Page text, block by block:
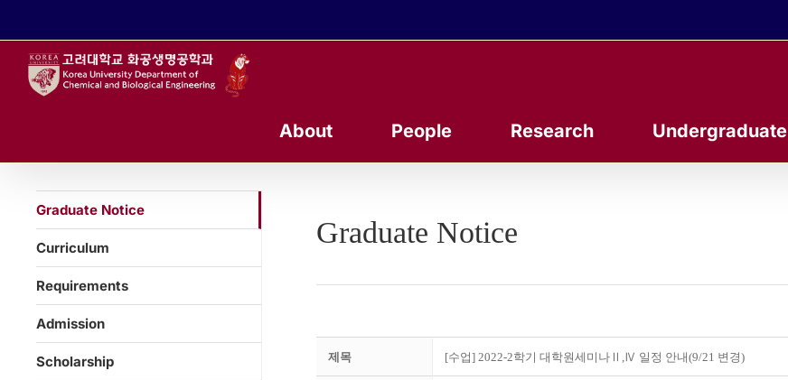
About People Research Undergraduate
Graduate Notice
제목 [수업] 2022-2학기 대학원세미나Ⅱ,Ⅳ 일정 안내(9/21 변경)
Graduate Notice
Curriculum
Requirements
Admission
Scholarship